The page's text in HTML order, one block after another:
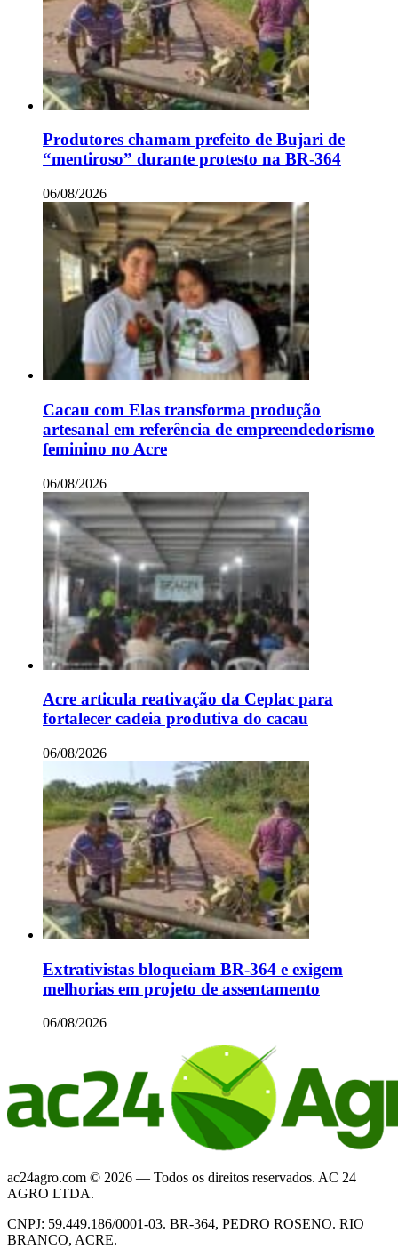
Produtores chamam prefeito de Bujari de
“mentiroso” durante protesto na BR-364
06/08/2026
Cacau com Elas transforma produção
artesanal em referência de empreendedorismo
feminino no Acre
06/08/2026
Acre articula reativação da Ceplac para
fortalecer cadeia produtiva do cacau
06/08/2026
Extrativistas bloqueiam BR-364 e exigem
melhorias em projeto de assentamento
06/08/2026
ac24agro.com © 2026 — Todos os direitos reservados. AC 24
AGRO LTDA.
CNPJ: 59.449.186/0001-03. BR-364, PEDRO ROSENO. RIO
BRANCO, ACRE.